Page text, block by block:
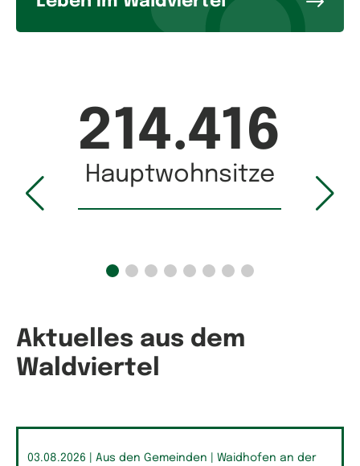
214.416
Hauptwohnsitze
Aktuelles aus dem
Waldviertel
03.08.2026 | Aus den Gemeinden
| Waidhofen an der